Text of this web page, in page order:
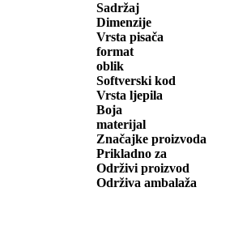
Sadržaj
Dimenzije
Vrsta pisača
format
oblik
Softverski kod
Vrsta ljepila
Boja
materijal
Značajke proizvoda
Prikladno za
Održivi proizvod
Održiva ambalaža